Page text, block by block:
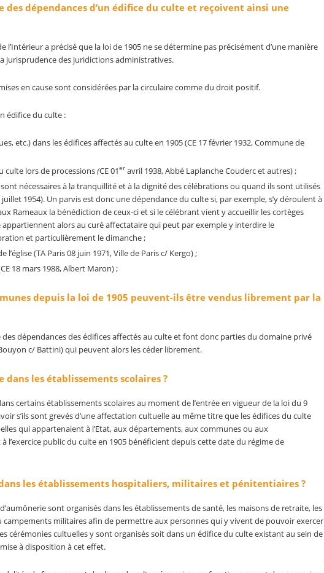
des dépendances d’un édifice du culte et reçoivent ainsi une
l’Intérieur a précisé que la loi de 1905 ne se détermine pas précisément d’une manière
jurisprudence des juridictions administratives.
en cause sont considérées par la circulaire comme du droit positif.
édifice du culte :
etc.) dans les édifices affectés au culte en 1905 (CE 17 février 1932, Commune de
culte lors de processions(CE 01eravril 1938, Abbé Laplanche Couderc et autres) ;
nécessaires à la tranquillité et à la dignité des célébrations ou quand ils sont utilisés
juillet 1954). Un parvis est donc une dépendance du culte si, par exemple, s’y déroulent à
Rameaux la bénédiction de ceux-ci et si le célébrant vient y accueillir les cortèges
alors au curé affectataire qui peut par exemple y interdire le
et particulièrement le dimanche ;
l’église (TA Paris 08 juin 1971, Ville de Paris c/ Kergo) ;
18 mars 1988, Albert Maron) ;
depuis la loi de 1905 peuvent-ils être vendus librement par la
dépendances des édifices affectés au culte et font donc parties du domaine privé
c/ Battini) qui peuvent alors les céder librement.
les établissements scolaires ?
certains établissements scolaires au moment de l’entrée en vigueur de la loi du 9
s’ils sont grevés d’une affectation cultuelle au même titre que les édifices du culte
qui appartenaient à l’Etat, aux départements, aux communes ou aux
l’exercice public du culte en 1905 bénéficient depuis cette date du régime de
les établissements hospitaliers, militaires et pénitentiaires ?
sont organisés dans les établissements de santé, les maisons de retraite, les
campements militaires afin de permettre aux personnes qui y vivent de pouvoir exercer
cérémonies cultuelles y sont organisés soit dans un édifice du culte existant au sein de
à disposition à cet effet.